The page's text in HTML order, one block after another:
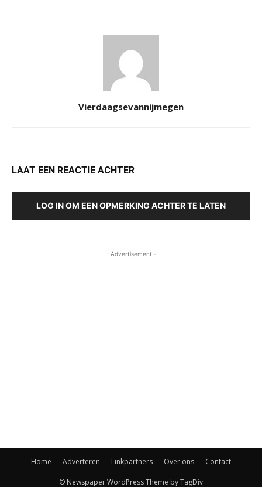
Vierdaagsevannijmegen
LAAT EEN REACTIE ACHTER
LOG IN OM EEN OPMERKING ACHTER TE LATEN
- Advertisement -
Home Adverteren Linkpartners Over ons Contact
© Newspaper WordPress Theme by TagDiv